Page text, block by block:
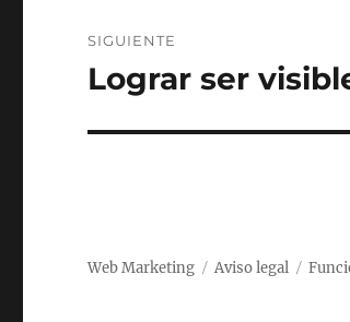
SIGUIENTE
Entrada
Lograr ser
Web Marketing Aviso legal